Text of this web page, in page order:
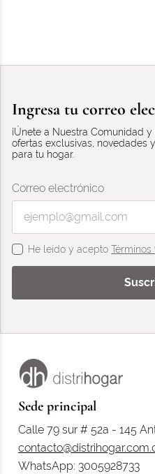
Ingresa tu correo
¡Únete a Nuestra Comunidad
ofertas exclusivas, novedades
para tu hogar.
Correo electrónico
He leído y acepto
Sede principal
Calle 79 sur # 52a - 145
WhatsApp: 3005928733